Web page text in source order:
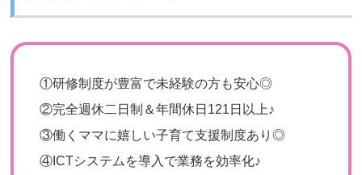
①研修制度が豊富で未経験の方も安心◎
②完全週休二日制＆年間休日121日以上♪
③働くママに嬉しい子育て支援制度あり◎
④ ICTシステムを導入で業務を効率化♪